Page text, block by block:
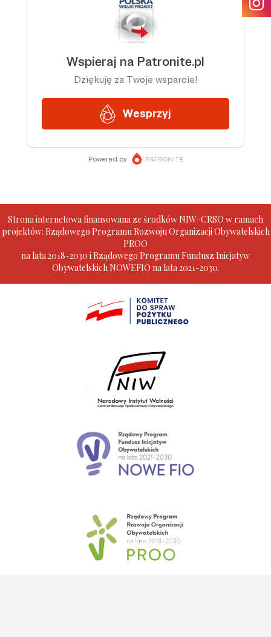
Strona internetowa finansowana ze środków NIW-CRSO w ramach
projektów: Rządowego Programu Rozwoju Organizacji Obywatelskich
PROO
na lata 2018-2030 i Rządowego Programu Fundusz Inicjatyw
Obywatelskich NOWEFIO na lata 2021-2030.